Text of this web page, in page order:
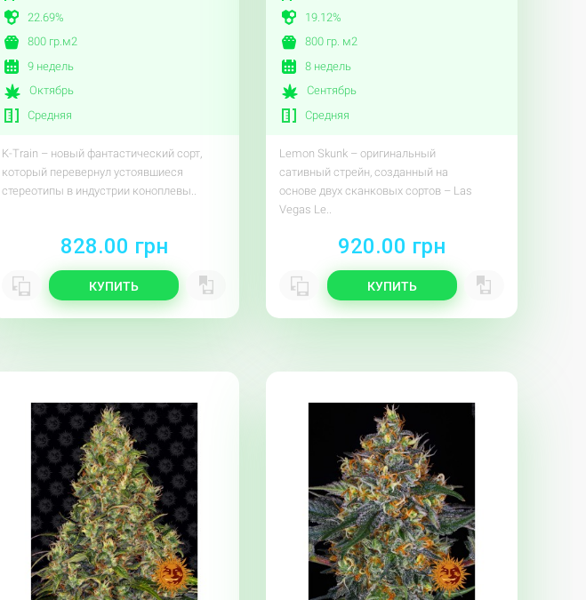
22.69%
800 гр.м2
9 недель
Октябрь
Средняя
K-Train – новый фантастический сорт,
который перевернул устоявшиеся
стереотипы в индустрии коноплевы..
828.00 грн
КУПИТЬ
19.12%
800 гр. м2
8 недель
Сентябрь
Средняя
Lemon Skunk – оригинальный
сативный стрейн, созданный на
основе двух сканковых сортов – Las
Vegas Le..
920.00 грн
КУПИТЬ